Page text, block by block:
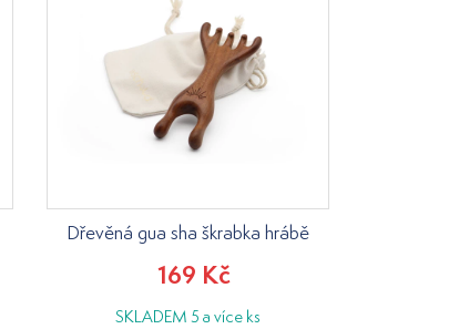
Dřevěná gua sha škrabka hrábě
169 Kč
SKLADEM 5 a více ks